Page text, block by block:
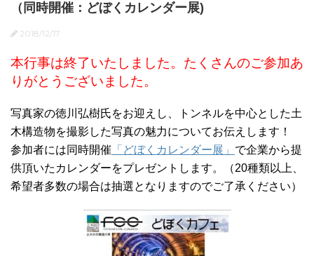
（同時開催：どぼくカレンダー展)
2018/12/17
本行事は終了いたしました。たくさんのご参加あ
りがとうございました。
写真家の徳川弘樹氏をお迎えし、トンネルを中心とした土
木構造物を撮影した写真の魅力についてお伝えします！
参加者には同時開催 「どぼくカレンダー展」 で企業から提
供頂いたカレンダーをプレゼントします。（20種類以上、
希望者多数の場合は抽選となりますのでご了承ください）